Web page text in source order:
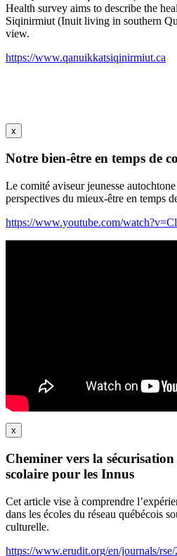
Health survey aims to describe the
Siqinirmiut (Inuit living in southern
view.
https://www.qanuikkatsiqinirmiut.ca
x
Notre bien-être en temps de
Le comité aviseur jeunesse
perspectives du mieux-être en temps
https://www.youtube.com/
x
Cheminer vers la
scolaire pour les Innus
Cet article vise à comprendre
dans les écoles du réseau québécois
culturelle.
https://www.erudit.org/en/journals/